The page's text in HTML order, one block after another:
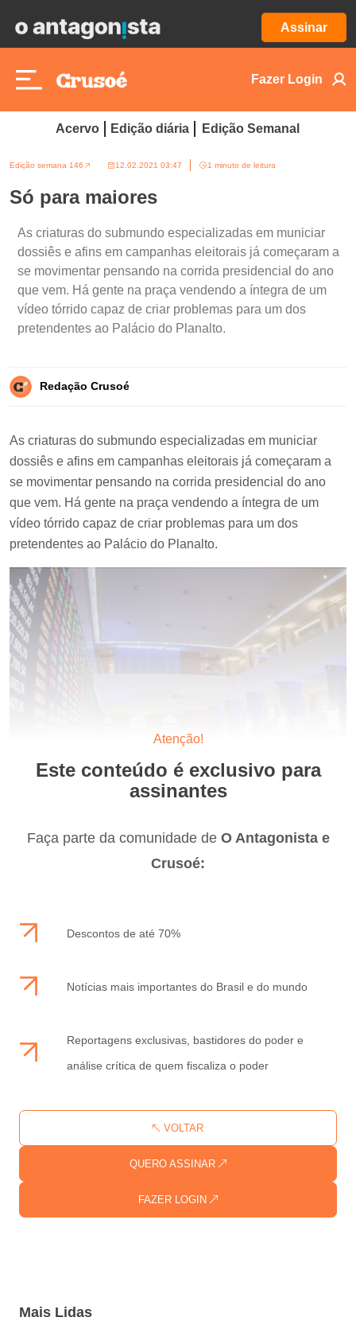
Assinar
Fazer Login
Acervo Edição diária Edição Semanal
Edição semana 146 12.02.2021 03:47 1 minuto de leitura
Só para maiores
As criaturas do submundo especializadas em municiar
dossiês e afins em campanhas eleitorais já começaram a
se movimentar pensando na corrida presidencial do ano
que vem. Há gente na praça vendendo a íntegra de um
vídeo tórrido capaz de criar problemas para um dos
pretendentes ao Palácio do Planalto.
Redação Crusoé
Atenção!
Este conteúdo é exclusivo para
assinantes
Faça parte da comunidade de O Antagonista e
Crusoé:
Descontos de até 70%
Notícias mais importantes do Brasil e do mundo
Reportagens exclusivas, bastidores do poder e
análise crítica de quem fiscaliza o poder
FAZER LOGIN
QUERO ASSINAR
VOLTAR
As criaturas do submundo especializadas em municiar
dossiês e afins em campanhas eleitorais já começaram a
se movimentar pensando na corrida presidencial do ano
que vem. Há gente na praça vendendo a íntegra de um
vídeo tórrido capaz de criar problemas para um dos
pretendentes ao Palácio do Planalto.
Mais Lidas